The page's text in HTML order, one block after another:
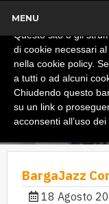
MENU
BargaJazz
18 Agosto
Informativa
Questo sito o gli
di cookie necessari
nella cookie policy.
a tutti o ad alcuni
Chiudendo questo
su un link o
acconsenti all’uso dei